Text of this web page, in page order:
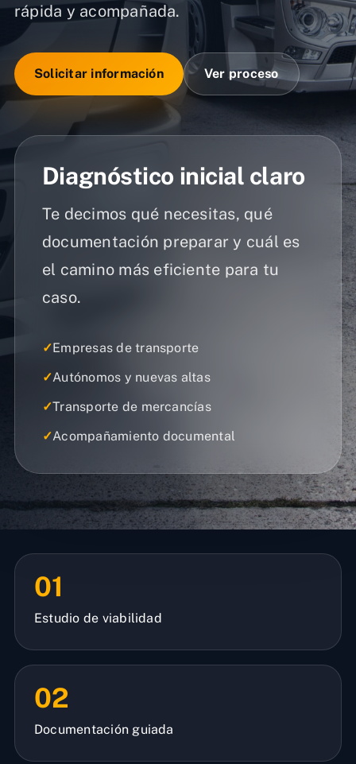
rápida y acompañada.
Solicitar información Ver proceso
Diagnóstico inicial claro
Te decimos qué necesitas, qué
documentación preparar y cuál es
el camino más eficiente para tu
caso.
✓Empresas de transporte
✓Autónomos y nuevas altas
✓Transporte de mercancías
✓Acompañamiento documental
01
Estudio de viabilidad
02
Documentación guiada